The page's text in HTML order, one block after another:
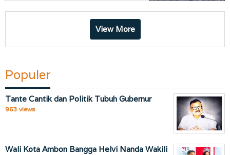
View More
Populer
Tante Cantik dan Politik Tubuh Gubernur
963 views
Wali Kota Ambon Bangga Helvi Nanda Wakili